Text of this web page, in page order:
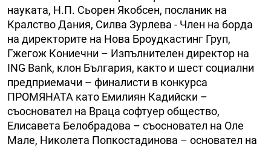
науката, Н.П. Сьорен Якобсен, посланик на
Кралство Дания, Силва Зурлева - Член на борда
на директорите на Нова Броудкастинг Груп,
Гжегож Кониечни – Изпълнителен директор на
ING Bank, клон България, както и шест социални
предприемачи – финалисти в конкурса
ПРОМЯНАТА като Емилиян Кадийски –
съосновател на Враца софтуер общество,
Елисавета Белобрадова – съосновател на Оле
Мале, Николета Попкостадинова – основател на